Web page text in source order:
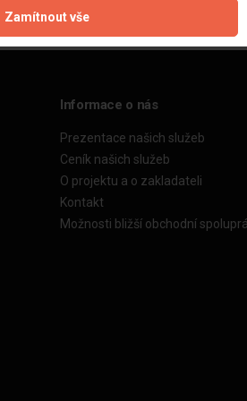
Informace o nás
Prezentace našich služeb
Ceník našich služeb
O projektu a o zakladateli
Kontakt
Možnosti bližší obchodní
Zamítnout vše